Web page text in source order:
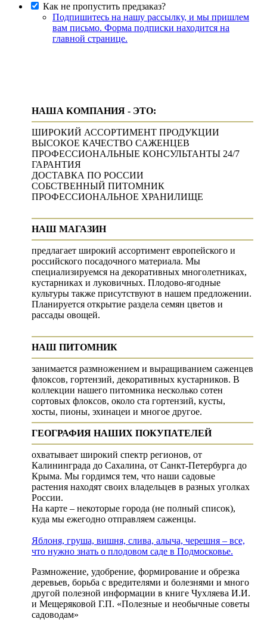
Как не пропустить предзаказ?
Подпишитесь на нашу рассылку, и мы пришлем
вам письмо. Форма подписки находится на
главной странице.
НАША КОМПАНИЯ - ЭТО:
ШИРОКИЙ АССОРТИМЕНТ ПРОДУКЦИИ
ВЫСОКОЕ КАЧЕСТВО САЖЕНЦЕВ
ПРОФЕССИОНАЛЬНЫЕ КОНСУЛЬТАНТЫ 24/7
ГАРАНТИЯ
ДОСТАВКА ПО РОССИИ
СОБСТВЕННЫЙ ПИТОМНИК
ПРОФЕССИОНАЛЬНОЕ ХРАНИЛИЩЕ
НАШ МАГАЗИН
предлагает широкий ассортимент европейского и
российского посадочного материала. Мы
специализируемся на декоративных многолетниках,
кустарниках и луковичных. Плодово-ягодные
культуры также присутствуют в нашем предложении.
Планируется открытие раздела семян цветов и
рассады овощей.
НАШ ПИТОМНИК
занимается размножением и выращиванием саженцев
флоксов, гортензий, декоративных кустарников. В
коллекции нашего питомника несколько сотен
сортовых флоксов, около ста гортензий, кусты,
хосты, пионы, эхинацеи и многое другое.
ГЕОГРАФИЯ НАШИХ ПОКУПАТЕЛЕЙ
охватывает широкий спектр регионов, от
Калининграда до Сахалина, от Санкт-Петербурга до
Крыма. Мы гордимся тем, что наши садовые
растения находят своих владельцев в разных уголках
России.
На карте – некоторые города (не полный список),
куда мы ежегодно отправляем саженцы.
Яблоня, груша, вишня, слива, алыча, черешня – все,
что нужно знать о плодовом саде в Подмосковье.
Размножение, удобрение, формирование и обрезка
деревьев, борьба с вредителями и болезнями и много
другой полезной информации в книге Чухляева И.И.
и Мещеряковой Г.П. «Полезные и необычные советы
садоводам»